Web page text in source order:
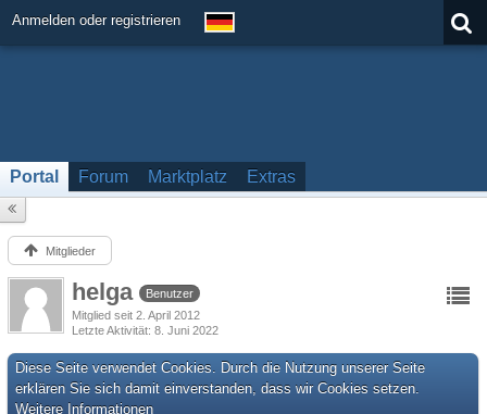
Anmelden oder registrieren
Portal Forum Marktplatz Extras
Mitglieder
helga
Benutzer
Mitglied seit 2. April 2012
Letzte Aktivität 8. Juni 2022
Diese Seite verwendet Cookies. Durch die Nutzung unserer Seite
erklären Sie sich damit einverstanden, dass wir Cookies setzen.
Weitere Informationen